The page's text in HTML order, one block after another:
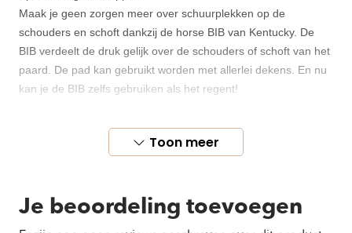
Maak je geen zorgen meer over schuurplekken op de
schouders en schoft dankzij de horse BIB van Kentucky. De
BIB verdeelt de druk gelijk over de schouders of schoft van het
paard. De pad kan gebruikt worden met allerlei dekens. En nu
kan je de BIB zelfs gebruiken als het regent!
Stoffen & materialen
De buitenkant van de BIB is gemaakt van 100% geborsteld
artificiële konijnenvacht. Dit enorm zachte materiaal voelt super
Toon meer
Je beoordeling toevoegen